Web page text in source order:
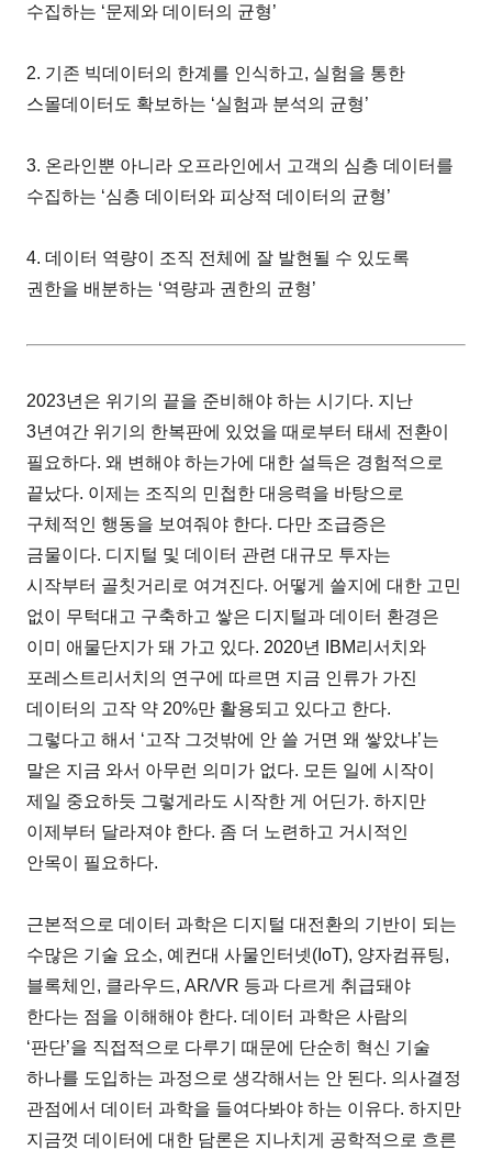
수집하는 ‘문제와 데이터의 균형’
2. 기존 빅데이터의 한계를 인식하고, 실험을 통한
스몰데이터도 확보하는 ‘실험과 분석의 균형’
3. 온라인뿐 아니라 오프라인에서 고객의 심층 데이터를
수집하는 ‘심층 데이터와 피상적 데이터의 균형’
4. 데이터 역량이 조직 전체에 잘 발현될 수 있도록
권한을 배분하는 ‘역량과 권한의 균형’
2023년은 위기의 끝을 준비해야 하는 시기다. 지난
3년여간 위기의 한복판에 있었을 때로부터 태세 전환이
필요하다. 왜 변해야 하는가에 대한 설득은 경험적으로
끝났다. 이제는 조직의 민첩한 대응력을 바탕으로
구체적인 행동을 보여줘야 한다. 다만 조급증은
금물이다. 디지털 및 데이터 관련 대규모 투자는
시작부터 골칫거리로 여겨진다. 어떻게 쓸지에 대한 고민
없이 무턱대고 구축하고 쌓은 디지털과 데이터 환경은
이미 애물단지가 돼 가고 있다. 2020년 IBM리서치와
포레스트리서치의 연구에 따르면 지금 인류가 가진
데이터의 고작 약 20%만 활용되고 있다고 한다.
그렇다고 해서 ‘고작 그것밖에 안 쓸 거면 왜 쌓았냐’는
말은 지금 와서 아무런 의미가 없다. 모든 일에 시작이
제일 중요하듯 그렇게라도 시작한 게 어딘가. 하지만
이제부터 달라져야 한다. 좀 더 노련하고 거시적인
안목이 필요하다.
근본적으로 데이터 과학은 디지털 대전환의 기반이 되는
수많은 기술 요소, 예컨대 사물인터넷(IoT), 양자컴퓨팅,
블록체인, 클라우드, AR/VR 등과 다르게 취급돼야
한다는 점을 이해해야 한다. 데이터 과학은 사람의
‘판단’을 직접적으로 다루기 때문에 단순히 혁신 기술
하나를 도입하는 과정으로 생각해서는 안 된다. 의사결정
관점에서 데이터 과학을 들여다봐야 하는 이유다. 하지만
지금껏 데이터에 대한 담론은 지나치게 공학적으로 흐른